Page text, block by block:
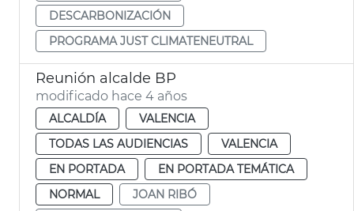
DESCARBONIZACIÓN
PROGRAMA JUST CLIMATENEUTRAL
Reunión alcalde BP
modificado hace 4 años
ALCALDÍA
VALENCIA
TODAS LAS AUDIENCIAS
VALENCIA
EN PORTADA
EN PORTADA TEMÁTICA
NORMAL
JOAN RIBÓ